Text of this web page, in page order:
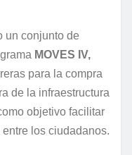
un conjunto de
MOVES IV,
para la compra
de la infraestructura
objetivo facilitar
los ciudadanos.